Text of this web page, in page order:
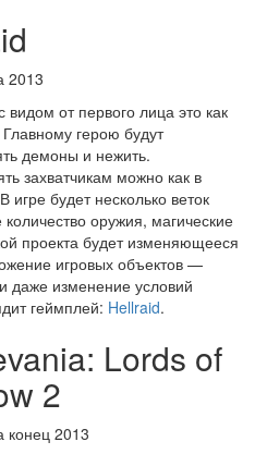
2013
видом от первого лица это как
герою будут
демоны и нежить.
захватчикам можно как в
игре будет несколько веток
оружия, магические
проекта будет изменяющееся
игровых объектов —
даже изменение условий
геймплей: Hellraid.
Lords of
2
конец 2013